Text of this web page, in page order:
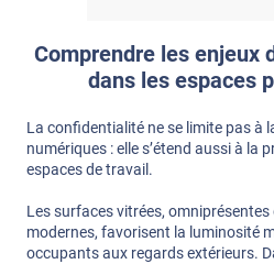
Comprendre les enjeux
dans les espaces
La confidentialité ne se limite pas à
numériques : elle s’étend aussi à la
espaces de travail.
Les surfaces vitrées,
modernes, favorisent la luminosité
occupants aux regards extérieurs.